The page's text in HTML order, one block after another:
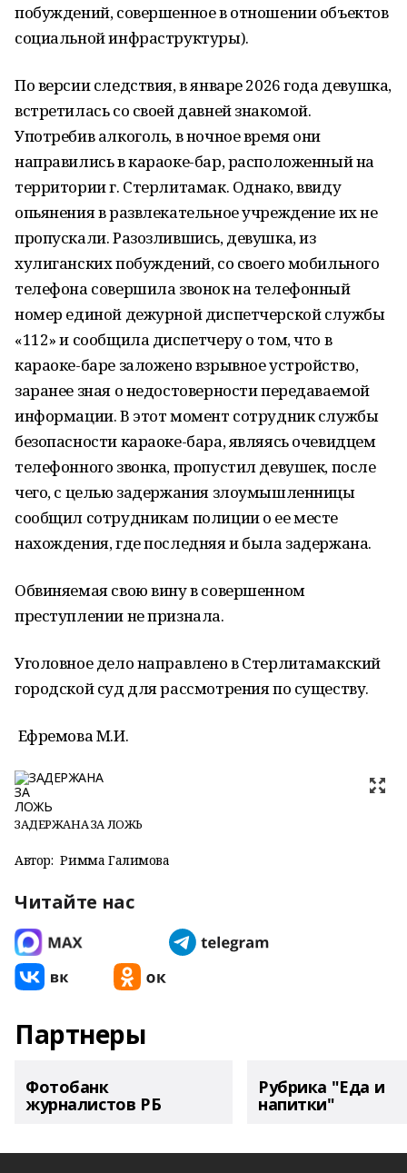
побуждений, совершенное в отношении объектов
социальной инфраструктуры).
По версии следствия, в январе 2026 года девушка,
встретилась со своей давней знакомой.
Употребив алкоголь, в ночное время они
направились в караоке-бар, расположенный на
территории г. Стерлитамак. Однако, ввиду
опьянения в развлекательное учреждение их не
пропускали. Разозлившись, девушка, из
хулиганских побуждений, со своего мобильного
телефона совершила звонок на телефонный
номер единой дежурной диспетчерской службы
«112» и сообщила диспетчеру о том, что в
караоке-баре заложено взрывное устройство,
заранее зная о недостоверности передаваемой
информации. В этот момент сотрудник службы
безопасности караоке-бара, являясь очевидцем
телефонного звонка, пропустил девушек, после
чего, с целью задержания злоумышленницы
сообщил сотрудникам полиции о ее месте
нахождения, где последняя и была задержана.
Обвиняемая свою вину в совершенном
преступлении не признала.
Уголовное дело направлено в Стерлитамакский
городской суд для рассмотрения по существу.
Ефремова М.И.
ЗАДЕРЖАНА ЗА ЛОЖЬ
Автор: Римма Галимова
Читайте нас
Партнеры
Фотобанк
журналистов РБ
Рубрика "Еда и
напитки"